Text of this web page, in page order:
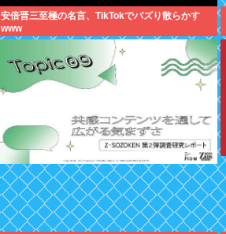
安倍晋三至極の名言、TikTokでバズり散らかす
www